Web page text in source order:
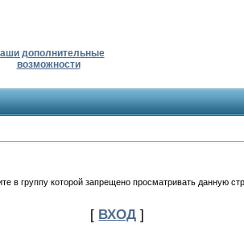
дополнительные
возможности
в группу которой запрещено просматривать данную
[ ВХОД ]